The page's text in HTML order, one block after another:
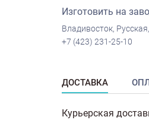
Изготовить на
Владивосток,
+7 (423) 231-25-10
ДОСТАВКА
Курьерская